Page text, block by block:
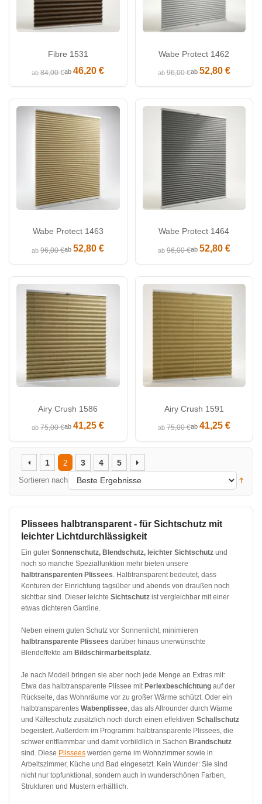
Fibre 1531
ab84,00 €ab46,20 €
Wabe Protect 1462
ab96,00 €ab 52,80 €
Wabe Protect 1463
ab96,00 €ab52,80 €
Wabe Protect 1464
ab96,00 €ab 52,80 €
Airy Crush 1586
ab75,00 €ab41,25 €
Airy Crush 1591
ab75,00 €ab 41,25 €
Sortieren nach
1 2 3 4 5
Plissees halbtransparent - für Sichtschutz mit
leichter Lichtdurchlässigkeit
Ein guter Sonnenschutz, Blendschutz, leichter Sichtschutz und
noch so manche Spezialfunktion mehr bieten unsere
halbtransparenten Plissees. Halbtransparent bedeutet, dass
Konturen der Einrichtung tagsüber und abends von draußen noch
sichtbar sind. Dieser leichte Sichtschutz ist vergleichbar mit einer
etwas dichteren Gardine.
Neben einem guten Schutz vor Sonnenlicht, minimieren
halbtransparente Plissees darüber hinaus unerwünschte
Blendeffekte am Bildschirmarbeitsplatz.
Je nach Modell bringen sie aber noch jede Menge an Extras mit:
Etwa das halbtransparente Plissee mit Perlexbeschichtung auf der
Rückseite, das Wohnräume vor zu großer Wärme schützt. Oder ein
halbtransparentes Wabenplissee, das als Allrounder durch Wärme
und Kälteschutz zusätzlich noch durch einen effektiven Schallschutz
begeistert. Außerdem im Programm: halbtransparente Plissees, die
schwer entflammbar und damit vorbildlich in Sachen Brandschutz
sind. Diese Plissees werden gerne im Wohnzimmer sowie in
Arbeitszimmer, Küche und Bad eingesetzt. Kein Wunder: Sie sind
nicht nur topfunktional, sondern auch in wunderschönen Farben,
Strukturen und Mustern erhältlich.